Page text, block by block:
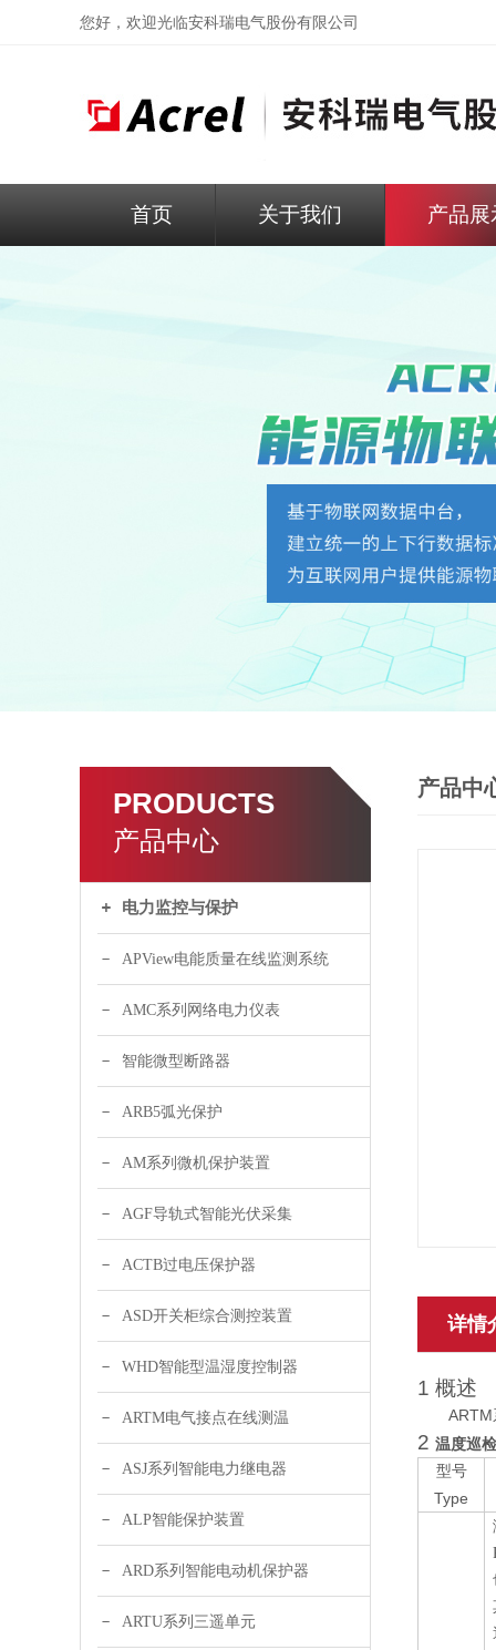
您好，欢迎光临安科瑞电气股份有限公司
首页 关于我们 产品展
PRODUCTS
产品中心
电力监控与保护
APView电能质量在线监测系统
AMC系列网络电力仪表
智能微型断路器
ARB5弧光保护
AM系列微机保护装置
AGF导轨式智能光伏采集
ACTB过电压保护器
ASD开关柜综合测控装置
WHD智能型温湿度控制器
ARTM电气接点在线测温
ASJ系列智能电力继电器
ALP智能保护装置
ARD系列智能电动机保护器
ARTU系列三遥单元
产品中
详情
1 概述
ARTM
2 温度巡
型号
Type